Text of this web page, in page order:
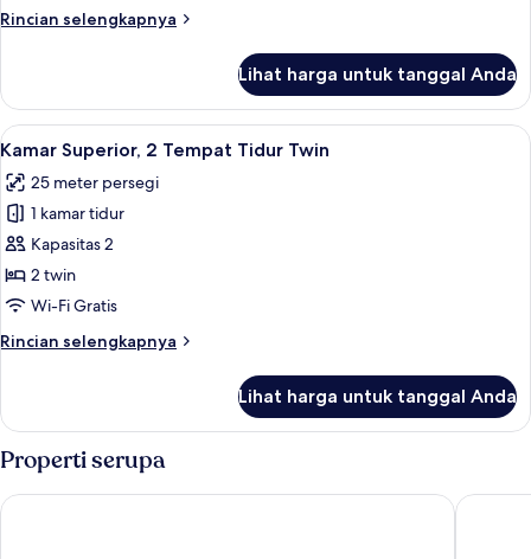
King
Rincian selengkapnya
Rincian
Studio,
Tempat
King
Lihat harga untuk tanggal Anda
Lihat
semua
foto
untuk
Kamar
Superior,
2
Tidur
1 kamar tidur, seprai katun Mesir,
3
Kamar Superior, 2 Tempat Tidur Twin
25 meter persegi
1 kamar tidur
Kapasitas 2
2 twin
Wi-Fi Gratis
Rincian selengkapnya
Rincian
Kamar
2
Tidur
Lihat harga untuk tanggal Anda
Properti serupa
Hyatt Regency London Stratford The